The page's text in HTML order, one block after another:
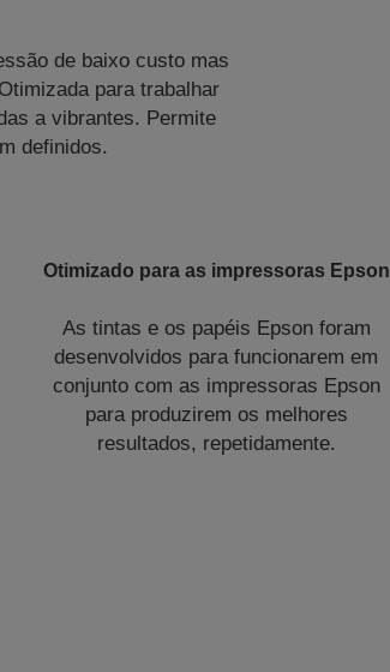
de baixo custo mas
para trabalhar
a vibrantes. Permite
definidos.
Otimizado para as impressoras Epson
As tintas e os papéis Epson foram
desenvolvidos para funcionarem em
conjunto com as impressoras Epson
para produzirem os melhores
resultados, repetidamente.